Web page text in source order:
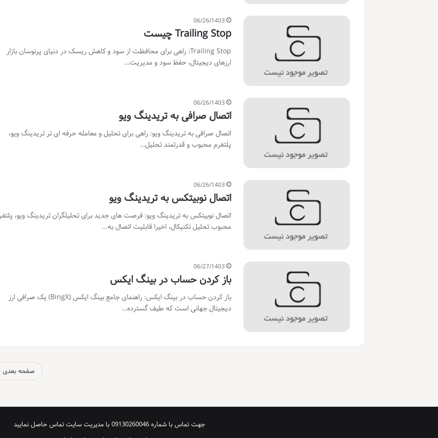
06/26/1403
Trailing Stop چیست
Trailing Stop: راهی برای محافظت از سود و کاهش ریسک در دنیای پرنوسان بازار
ارزهای دیجیتال، حفظ سود و مدیریت…
06/26/1403
اتصال صرافی به تریدینگ ویو
اتصال صرافی به تریدینگ ویو: راهی برای تحلیل و معامله حرفه ای تر تریدینگ ویو،
پلتفرم محبوب و قدرتمند تحلیل…
06/26/1403
اتصال نوبیتکس به تریدینگ ویو
اتصال نوبیتکس به تریدینگ ویو: فرصت های جدید برای تحلیلگران تریدینگ ویو،
محبوب تحلیل تکنیکال، اخیرا قابلیت اتصال به…
06/27/1403
باز کردن حساب در بینگ ایکس
باز کردن حساب در بینگ ایکس: راهنمای جامع بینگ ایکس (BingX) یک صرافی ارز
دیجیتال جهانی است که طیف گسترده…
صفحه بعدی
جهت تماس با شماره 09130260046 با مدیریت سایت تماس حاصل نمایید